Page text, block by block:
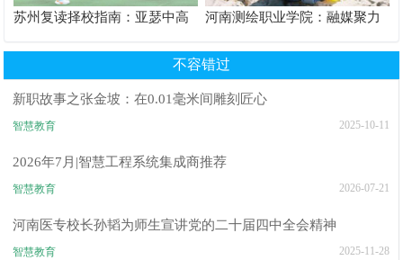
苏州复读择校指南：亚瑟中高
河南测绘职业学院：融媒聚力
不容错过
新职故事之张金坡：在0.01毫米间雕刻匠心
智慧教育 2025-10-11
2026年7月|智慧工程系统集成商推荐
智慧教育 2026-07-21
河南医专校长孙韬为师生宣讲党的二十届四中全会精神
智慧教育 2025-11-28